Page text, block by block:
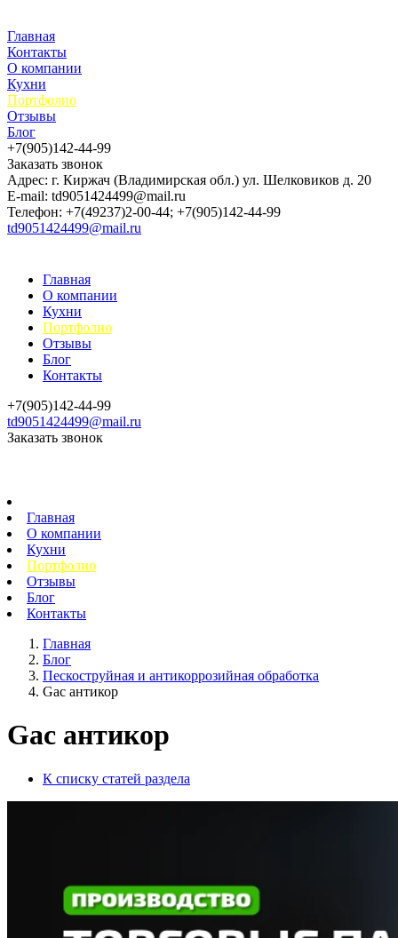
Главная
Контакты
О компании
Кухни
Портфолио
Отзывы
Блог
+7(905)142-44-99
Заказать звонок
Адрес: г. Киржач (Владимирская обл.) ул. Шелковиков д. 20
E-mail: td9051424499@mail.ru
Телефон: +7(49237)2-00-44; +7(905)142-44-99
td9051424499@mail.ru
Главная
О компании
Кухни
Портфолио
Отзывы
Блог
Контакты
+7(905)142-44-99
td9051424499@mail.ru
Заказать звонок
Главная
О компании
Кухни
Портфолио
Отзывы
Блог
Контакты
Главная
Блог
Пескоструйная и антикоррозийная обработка
Gac антикор
Gac антикор
К списку статей раздела